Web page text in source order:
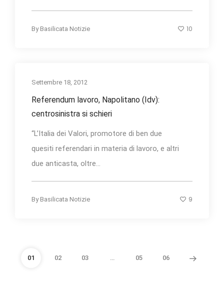
By Basilicata Notizie 10
Settembre 18, 2012
Referendum lavoro, Napolitano (Idv):
centrosinistra si schieri
“L’Italia dei Valori, promotore di ben due
quesiti referendari in materia di lavoro, e altri
due anticasta, oltre...
By Basilicata Notizie 9
01 02 03 … 05 06